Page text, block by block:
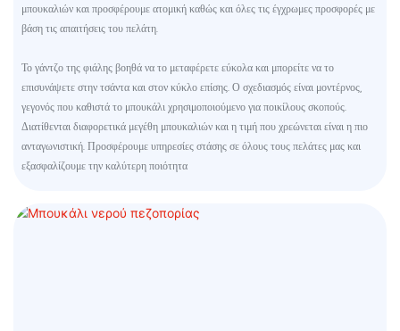
μπουκαλιών και προσφέρουμε ατομική καθώς και όλες τις έγχρωμες προσφορές με
βάση τις απαιτήσεις του πελάτη.
Το γάντζο της φιάλης βοηθά να το μεταφέρετε εύκολα και μπορείτε να το
επισυνάψετε στην τσάντα και στον κύκλο επίσης. Ο σχεδιασμός είναι μοντέρνος,
γεγονός που καθιστά το μπουκάλι χρησιμοποιούμενο για ποικίλους σκοπούς.
Διατίθενται διαφορετικά μεγέθη μπουκαλιών και η τιμή που χρεώνεται είναι η πιο
ανταγωνιστική. Προσφέρουμε υπηρεσίες στάσης σε όλους τους πελάτες μας και
εξασφαλίζουμε την καλύτερη ποιότητα